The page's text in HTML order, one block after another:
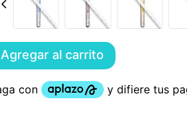
Agregar al carrito